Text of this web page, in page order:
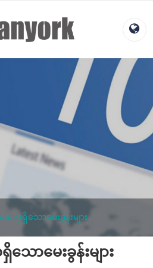
းလေ့ရှိသောမေးခွန်းများ
ောမေးခွန်းများ